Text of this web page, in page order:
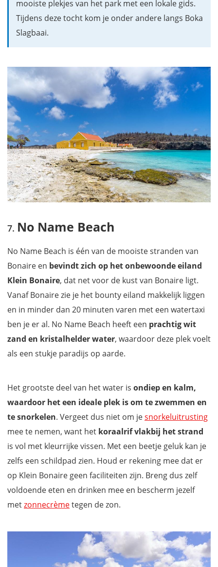
mooiste plekjes van het park met een lokale gids.
Tijdens deze tocht kom je onder andere langs Boka
Slagbaai.
No Name Beach
No Name Beach is één van de mooiste stranden van
Bonaire en bevindt zich op het onbewoonde eiland
Klein Bonaire, dat net voor de kust van Bonaire ligt.
Vanaf Bonaire zie je het bounty eiland makkelijk liggen
en in minder dan 20 minuten varen met een watertaxi
ben je er al. No Name Beach heeft een prachtig wit
zand en kristalhelder water, waardoor deze plek voelt
als een stukje paradijs op aarde.
Het grootste deel van het water is ondiep en kalm,
waardoor het een ideale plek is om te zwemmen en
te snorkelen. Vergeet dus niet om jesnorkeluitrusting
mee te nemen, want het koraalrif vlakbij het strand
is vol met kleurrijke vissen. Met een beetje geluk kan je
zelfs een schildpad zien. Houd er rekening mee dat er
op Klein Bonaire geen faciliteiten zijn. Breng dus zelf
voldoende eten en drinken mee en bescherm jezelf
metzonnecrèmetegen de zon.